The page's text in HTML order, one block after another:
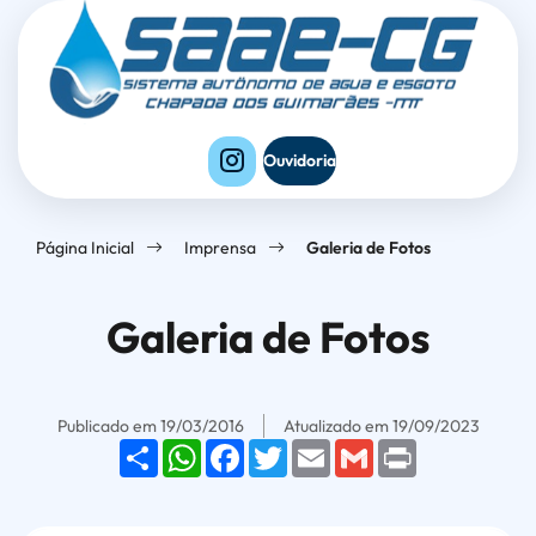
Seção
de
atalhos
de
para
conteúdo
Ir
Seção
do
menu
principal
Ouvidoria
Página Inicial Imprensa Galeria de Fotos
Galeria de Fotos
Publicado em19/03/2016 Atualizado em19/09/2023
ShareWhatsApp
Facebook
TwitterEmailGmail